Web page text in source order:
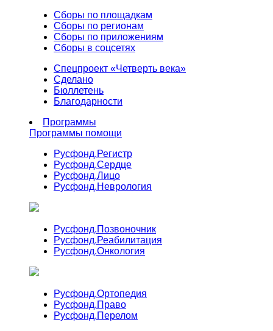
Сборы по площадкам
Сборы по регионам
Сборы по приложениям
Сборы в соцсетях
Спецпроект «Четверть века»
Сделано
Бюллетень
Благодарности
Программы
Программы помощи
Русфонд.Регистр
Русфонд.Сердце
Русфонд.Лицо
Русфонд.Неврология
Русфонд.Позвоночник
Русфонд.Реабилитация
Русфонд.Онкология
Русфонд.Ортопедия
Русфонд.Право
Русфонд.Перелом